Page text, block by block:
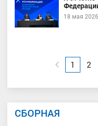
18 мая 2026
1 2
СБОРНАЯ